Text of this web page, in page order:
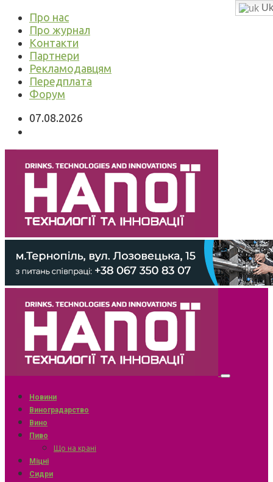
Про нас
Про журнал
Контакти
Партнери
Рекламодавцям
Передплата
Форум
07.08.2026
Новини
Виноградарство
Вино
Пиво
Що на крані
Міцні
Сидри